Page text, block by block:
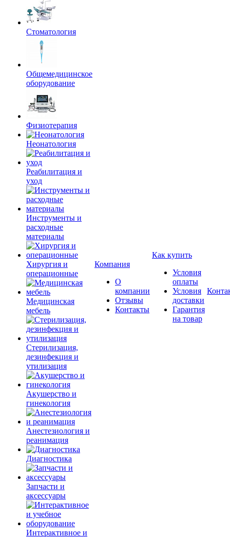
Стоматология
Общемедицинское
оборудование
Физиотерапия
Неонатология
Реабилитация и
уход
Инструменты и
расходные
материалы
Хирургия и
операционные
Медицинская
мебель
Стерилизация,
дезинфекция и
утилизация
Акушерство и
гинекология
Анестезиология и
реанимация
Диагностика
Запчасти и
аксессуары
Интерактивное и
Компания
О
компании
Отзывы
Контакты
Как купить
Условия
оплаты
Условия
доставки
Гарантия
на товар